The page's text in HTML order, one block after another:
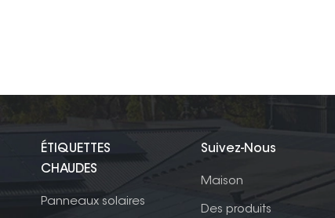
ÉTIQUETTES
CHAUDES
Panneaux solaires
Suivez-Nous
Maison
Des produits